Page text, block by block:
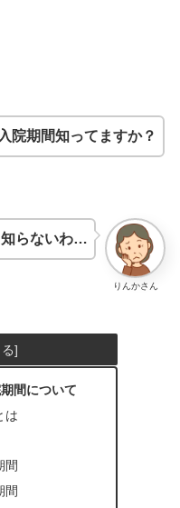
院期間知ってますか？
りんかさん
らないわ…
間について
は
間
間